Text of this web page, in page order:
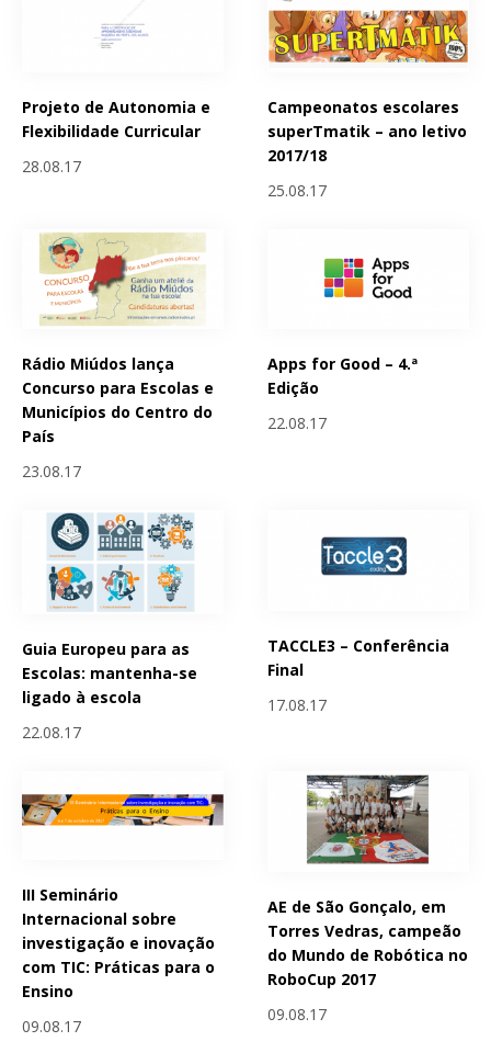
Projeto de Autonomia e
Flexibilidade Curricular
28.08.17
Campeonatos escolares
superTmatik – ano letivo
2017/18
25.08.17
Rádio Miúdos lança
Concurso para Escolas e
Municípios do Centro do
País
23.08.17
Apps for Good – 4.ª
Edição
22.08.17
Guia Europeu para as
Escolas: mantenha-se
ligado à escola
22.08.17
TACCLE3 – Conferência
Final
17.08.17
III Seminário
Internacional sobre
investigação e inovação
com TIC: Práticas para o
Ensino
09.08.17
AE de São Gonçalo, em
Torres Vedras, campeão
do Mundo de Robótica no
RoboCup 2017
09.08.17